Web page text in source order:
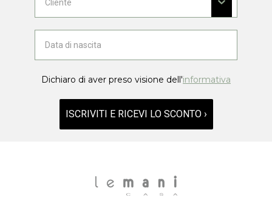
Dichiaro di aver preso visione dell'informativa
ISCRIVITI E RICEVI LO SCONTO ›